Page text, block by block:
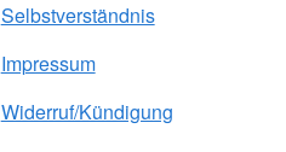
Selbstverständnis
Impressum
Widerruf/Kündigung